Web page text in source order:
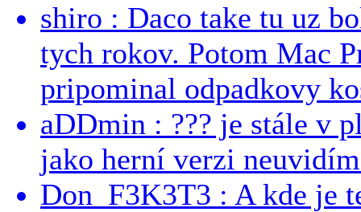
shiro : Daco take tu uz
tych rokov. Potom Mac
pripominal odpadkovy
aDDmin : ??? je stále v
jako herní verzi
Don_F3K3T3 : A kde je